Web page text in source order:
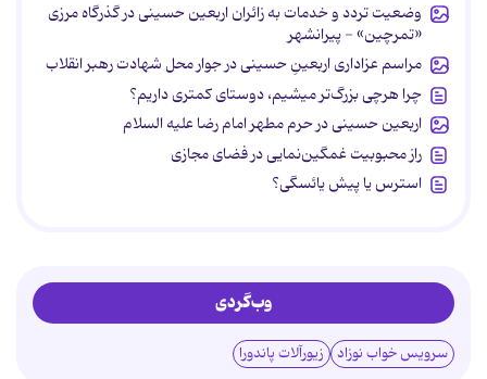
وضعیت تردد و خدمات به زائران اربعین حسینی در گذرگاه مرزی
«تمرچین» - پیرانشهر
مراسم عزاداری اربعینِ حسینی در جوار محل شهادت رهبر انقلاب
چرا هرچی بزرگ‌تر میشیم، دوستای کمتری داریم؟
اربعین حسینی در حرم مطهر امام رضا علیه السلام
راز محبوبیت غمگین‌نمایی در فضای مجازی
استرس یا پیش یائسگی؟
وب‌گردی
سرویس خواب نوزاد زیورآلات پاندورا